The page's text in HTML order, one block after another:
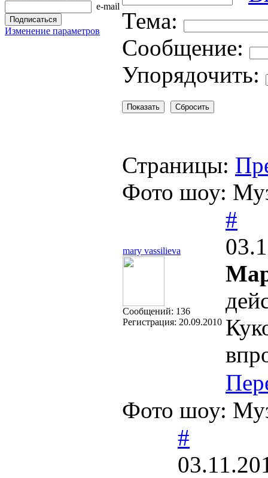
e-mail
Изменение параметров
Тема:
Cooбщение:
Упорядочить:
Страницы:
Фото шоу:
mary vassilieva
Cообщений: 136
Регистрация: 20.09.2010
#
Фото шоу:
#